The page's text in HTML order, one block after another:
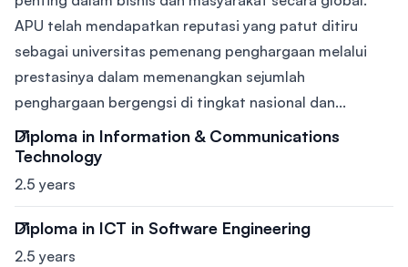
APU telah mendapatkan reputasi yang patut ditiru
sebagai universitas pemenang penghargaan melalui
prestasinya dalam memenangkan sejumlah
penghargaan bergengsi di tingkat nasional dan...
Diploma in Information & Communications
Technology
2.5 years
Diploma in ICT in Software Engineering
2.5 years